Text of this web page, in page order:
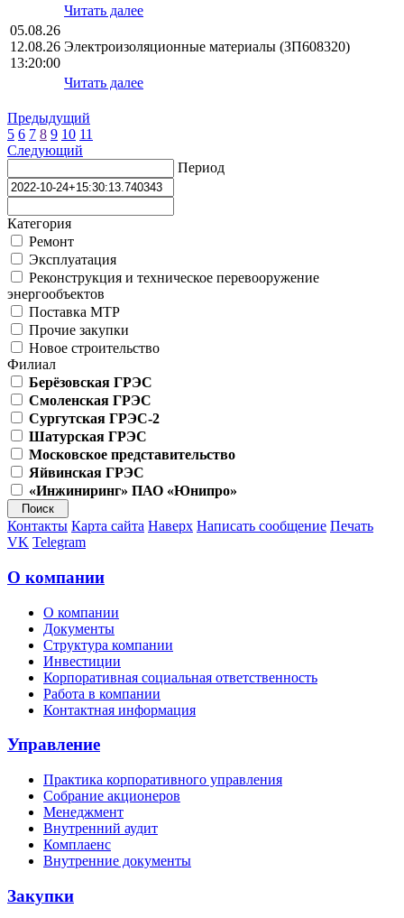
Читать далее
05.08.26
12.08.26
13:20:00
Электроизоляционные материалы (ЗП608320)
Читать далее
Предыдущий
5 6 7 8 9 10 11
Следующий
Период
Категория
Ремонт
Эксплуатация
Реконструкция и техническое перевооружение
энергообъектов
Поставка МТР
Прочие закупки
Новое строительство
Филиал
Берёзовская ГРЭС
Смоленская ГРЭС
Сургутская ГРЭС-2
Шатурская ГРЭС
Московское представительство
Яйвинская ГРЭС
«Инжиниринг» ПАО «Юнипро»
Контакты Карта сайта Наверх Написать сообщение Печать
VK Telegram
О компании
О компании
Документы
Структура компании
Инвестиции
Корпоративная социальная ответственность
Работа в компании
Контактная информация
Управление
Практика корпоративного управления
Собрание акционеров
Менеджмент
Внутренний аудит
Комплаенс
Внутренние документы
Закупки